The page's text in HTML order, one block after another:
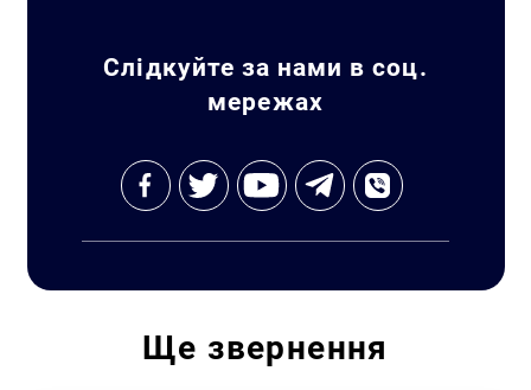
Слідкуйте за нами в соц.
мережах
Ще звернення